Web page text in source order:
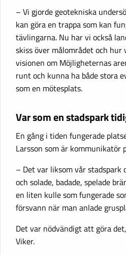
– Vi gjorde geotekniska
kan göra en trappa som kan
tävlingarna. Nu har vi också
skiss över målområdet och
visionen om Möjligheternas
runt och kunna ha både stora
som en mötesplats.
Var som en stadspark
En gång i tiden fungerade
Larsson som är kommunikatör
– Det var liksom vår stadspark
och solade, badade, spelade
en liten kulle som fungerade
försvann när man anlade
Det var nödvändigt att göra
Viker.